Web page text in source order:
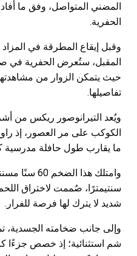
المضني المتواصل، وفق ما
الحفرية.
المقبل، ستُعرض الحفرية في
حيث يتمكن الزوار من
تفاصيلها.
ويُعد التيرانوصور ريكس من
ما يقارب طول حافلة مدرسية
سنتيمترًا، صُممت لاختراق
شديد لا يترك لها فرصة للفرار.
وإلى جانب ضخامته الجسدية،
شم استثنائية؛ إذ خصص جزءًا